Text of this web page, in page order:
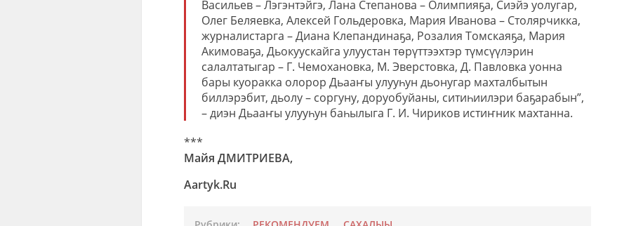
Васильев – Лэгэнтэйгэ, Лана Степанова – Олимпияҕа, Сиэйэ уолугар,
Олег Беляевка, Алексей Гольдеровка, Мария Иванова – Столярчикка,
журналистарга – Диана Клепандинаҕа, Розалия Томскаяҕа, Мария
Акимоваҕа, Дьокуускайга улуустан төрүттээхтэр түмсүүлэрин
салалтатыгар – Г. Чемохановка, М. Эверстовка, Д. Павловка уонна
бары куоракка олорор Дьааҥы улууһун дьонугар махталбытын
биллэрэбит, дьолу – соргуну, доруобуйаны, ситиһиилэри баҕарабын”,
– диэн Дьааҥы улууһун баһылыга Г. И. Чириков истиҥник махтанна.
***
Майя ДМИТРИЕВА,
Aartyk.Ru